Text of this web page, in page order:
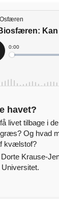
havet?
livet tilbage i
Og hvad
kvælstof?
Krause-